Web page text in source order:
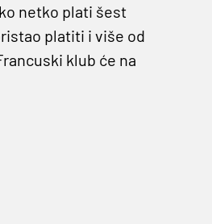
netko plati šest
platiti i više od
klub će na